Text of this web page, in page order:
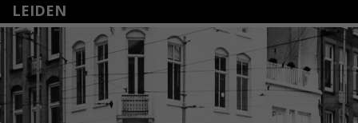
LEIDEN
Nieuwstraat 35
2312 KA Leiden
+31(0)71 – 52 84 480
info@kunsthuisleiden.nl